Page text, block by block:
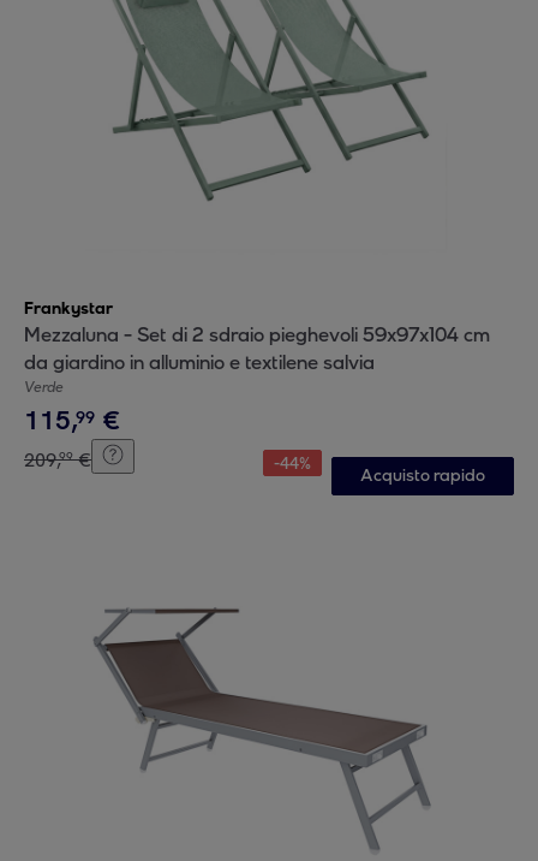
Frankystar
Mezzaluna - Set di 2 sdraio pieghevoli 59x97x104 cm
da giardino in alluminio e textilene salvia
Verde
115,99 €
209,99 € -44%
Acquisto rapido